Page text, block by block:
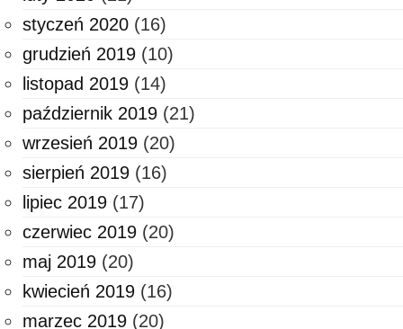
styczeń 2020 (16)
grudzień 2019 (10)
listopad 2019 (14)
październik 2019 (21)
wrzesień 2019 (20)
sierpień 2019 (16)
lipiec 2019 (17)
czerwiec 2019 (20)
maj 2019 (20)
kwiecień 2019 (16)
marzec 2019 (20)